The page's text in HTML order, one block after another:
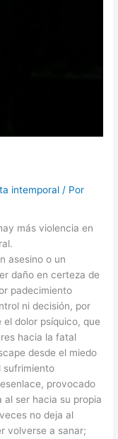
intemporal / Por
más violencia en
asesino o un
daño en certeza de
padecimiento
ni decisión, por
el dolor psíquico, que
hacia la fatal
desde el miedo
sufrimiento
provocado
al ser hacia su propia
no deja al
volverse a sanar;